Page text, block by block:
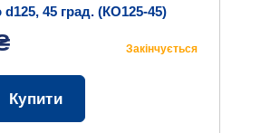
d125, 45 град. (КО125-45)
Закінчується
Купити